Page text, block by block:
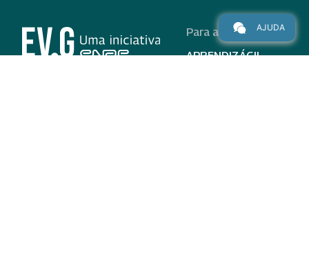
Para alunos
APRENDIZÁGIL
AJUDA